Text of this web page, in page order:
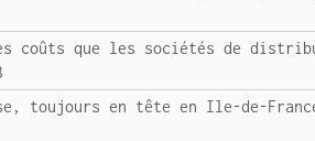
coûts que les sociétés de
toujours en tête en Ile-de-